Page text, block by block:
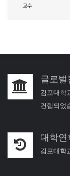
교수
글로벌
김포대학
건립되었
대학연
김포대학